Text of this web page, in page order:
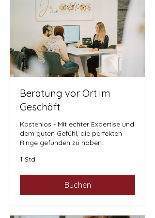
Beratung vor Ort im
Geschäft
Kostenlos - Mit echter Expertise und
dem guten Gefühl, die perfekten
Ringe gefunden zu haben.
1 Std.
Buchen